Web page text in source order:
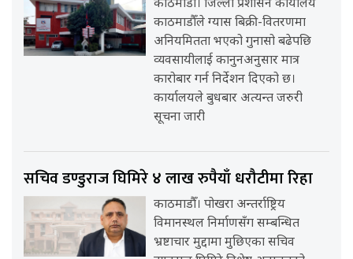
काठमाडौँ। जिल्ला प्रशासन कार्यालय
काठमाडौँले ग्यास बिक्री-वितरणमा
अनियमितता भएको गुनासो बढेपछि
व्यवसायीलाई कानुनअनुसार मात्र
कारोबार गर्न निर्देशन दिएको छ।
कार्यालयले बुधबार अत्यन्त जरुरी
सूचना जारी
सचिव डण्डुराज घिमिरे ४ लाख रुपैयाँ धरौटीमा रिहा
काठमाडौँ। पोखरा अन्तर्राष्ट्रिय
विमानस्थल निर्माणसँग सम्बन्धित
भ्रष्टाचार मुद्दामा मुछिएका सचिव